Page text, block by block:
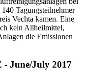
Tagungsteilnehmer
Vechta kamen. Eine
kein Allheilmittel,
die Emissionen
June/July 2017